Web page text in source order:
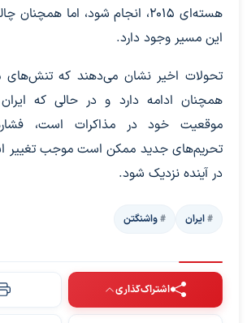
هسته‌ای 2015، انجام شود، اما
این مسیر وجود دارد.
تحولات اخیر نشان می‌دهند که تنش‌های
همچنان ادامه دارد و در حالی که
موقعیت خود در مذاکرات است،
تحریم‌های جدید ممکن است موجب تغییر
در آینده نزدیک شود.
ایران واشنگتن
اشتراک‌گذاری